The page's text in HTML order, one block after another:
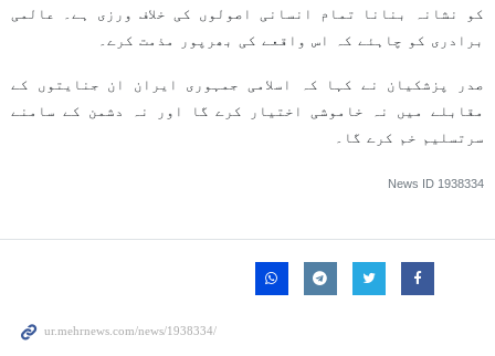
کو نشانہ بنانا تمام انسانی اصولوں کی خلاف ورزی ہے۔ عالمی
برادری کو چاہئے کہ اس واقعے کی بھرپور مذمت کرے۔
صدر پزشکیان نے کہا کہ اسلامی جمہوری ایران ان جنایتوں کے
مقابلے میں نہ خاموشی اختیار کرے گا اور نہ دشمن کے سامنے
سرتسلیم خم کرے گا۔
News ID 1938334